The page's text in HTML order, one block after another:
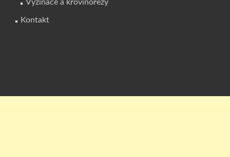
Vyžínače a křovinořezy
Kontakt